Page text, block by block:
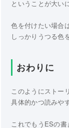
ということが大い
色を付けたい場合
しっかりうつる色
おわりに
このようにストー
具体的かつ読みや
これでもうESの書